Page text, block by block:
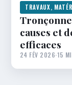
TRAVAUX,
causes et
efficaces
24 FÉV 2026·15